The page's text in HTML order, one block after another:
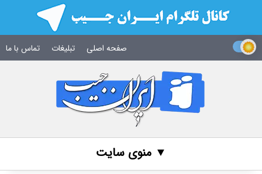
صفحه اصلی تبلیغات تماس با ما
▼ منوی سایت